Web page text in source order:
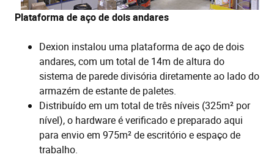
Plataforma de aço de dois andares
Dexion instalou uma plataforma de aço de dois
andares, com um total de 14m de altura do
sistema de parede divisória diretamente ao lado do
armazém de estante de paletes.
Distribuído em um total de três níveis (325m² por
nível), o hardware é verificado e preparado aqui
para envio em 975m² de escritório e espaço de
trabalho.